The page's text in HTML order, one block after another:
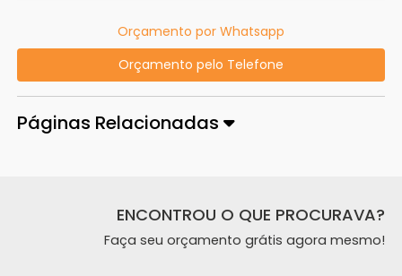
Orçamento por Whatsapp
Orçamento pelo Telefone
Páginas Relacionadas
ENCONTROU O QUE PROCURAVA?
Faça seu orçamento grátis agora mesmo!